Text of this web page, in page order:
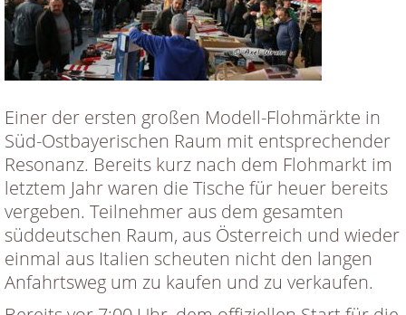
Einer der ersten großen Modell-Flohmärkte in
Süd-Ostbayerischen Raum mit entsprechender
Resonanz. Bereits kurz nach dem Flohmarkt im
letztem Jahr waren die Tische für heuer bereits
vergeben. Teilnehmer aus dem gesamten
süddeutschen Raum, aus Österreich und wieder
einmal aus Italien scheuten nicht den langen
Anfahrtsweg um zu kaufen und zu verkaufen.